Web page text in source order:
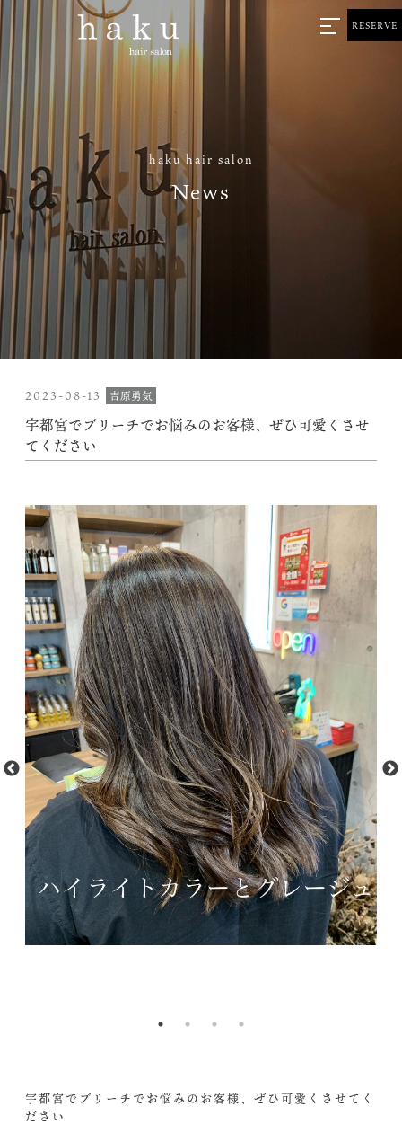
haku hair salon
News
RESERVE
2023-08-13 吉原勇気
宇都宮でブリーチでお悩みのお客様、ぜひ可愛くさせ
てください
ー
ヤ
宇都宮でブリーチでお悩みのお客様、ぜひ可愛くさせてく
ださい